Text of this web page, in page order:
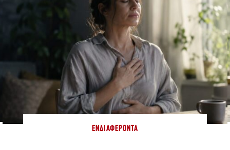
ΕΝΔΙΑΦΈΡΟΝΤΑ